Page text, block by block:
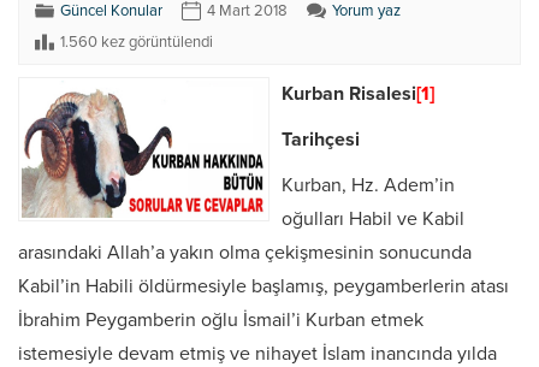
Güncel Konular 4 Mart 2018
Yorum yaz
1.560 kez görüntülendi
Kurban Risalesi[1]
Tarihçesi
Kurban, Hz. Adem’in
oğulları Habil ve Kabil
arasındaki Allah’a yakın olma çekişmesinin sonucunda
Kabil’in Habili öldürmesiyle başlamış, peygamberlerin atası
İbrahim Peygamberin oğlu İsmail’i Kurban etmek
istemesiyle devam etmiş ve nihayet İslam inancında yılda